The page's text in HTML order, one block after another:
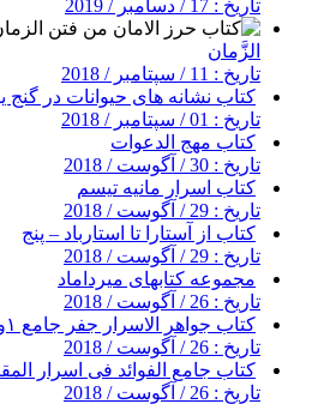
تاریخ : 17 / دسامبر / 2019
الزَّمان
تاریخ : 11 / سپتامبر / 2018
کتاب نشانه های حیوانات در گنج
تاریخ : 01 / سپتامبر / 2018
کتاب مهج الدعوات
تاریخ : 30 / آگوست / 2018
کتاب اسرار مانیه تیسم
تاریخ : 29 / آگوست / 2018
کتاب از آستارا تا استارباد – پنج
تاریخ : 29 / آگوست / 2018
مجموعه کتابهای میرداماد
تاریخ : 26 / آگوست / 2018
کتاب جواهر الاسرار جفر جامع ۱و۲
تاریخ : 26 / آگوست / 2018
کتاب جامع الفوائد فی اسرار
تاریخ : 26 / آگوست / 2018